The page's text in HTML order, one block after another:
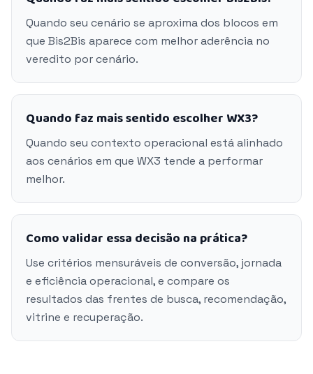
Quando seu cenário se aproxima dos blocos em
que Bis2Bis aparece com melhor aderência no
veredito por cenário.
Quando faz mais sentido escolher WX3?
Quando seu contexto operacional está alinhado
aos cenários em que WX3 tende a performar
melhor.
Como validar essa decisão na prática?
Use critérios mensuráveis de conversão, jornada
e eficiência operacional, e compare os
resultados das frentes de busca, recomendação,
vitrine e recuperação.